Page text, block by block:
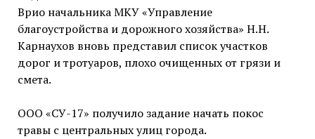
Врио начальника МКУ «Управление
благоустройства и дорожного хозяйства» Н.Н.
Карнаухов вновь представил список участков
дорог и тротуаров, плохо очищенных от грязи и
смета.
ООО «СУ-17» получило задание начать покос
травы с центральных улиц города.